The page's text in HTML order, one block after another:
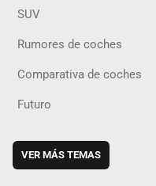
SUV
Rumores de coches
Comparativa de coches
Futuro
VER MÁS TEMAS